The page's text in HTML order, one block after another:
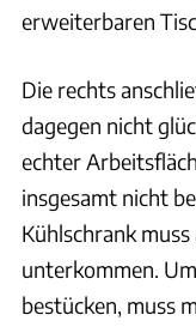
erweiterbaren
Die rechts
dagegen nicht
echter
insgesamt nicht
Kühlschrank
unterkommen.
bestücken, muss